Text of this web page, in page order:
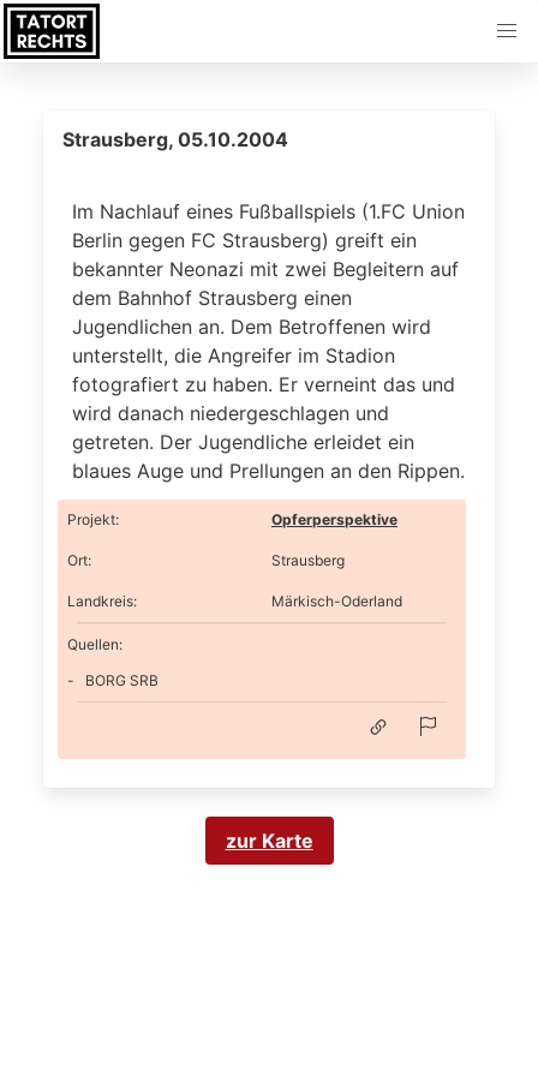
Strausberg, 05.10.2004
Im Nachlauf eines Fußballspiels (1.FC Union
Berlin gegen FC Strausberg) greift ein
bekannter Neonazi mit zwei Begleitern auf
dem Bahnhof Strausberg einen
Jugendlichen an. Dem Betroffenen wird
unterstellt, die Angreifer im Stadion
fotografiert zu haben. Er verneint das und
wird danach niedergeschlagen und
getreten. Der Jugendliche erleidet ein
blaues Auge und Prellungen an den Rippen.
Projekt: Opferperspektive
Ort: Strausberg
Landkreis: Märkisch-Oderland
Quellen:
BORG SRB
zur Karte